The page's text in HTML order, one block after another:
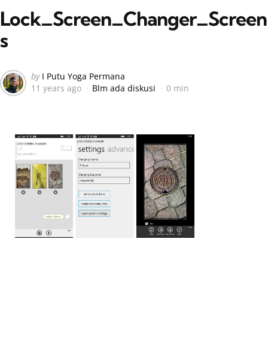
Lock_Screen_Changer_Screen
s
Posted
by
by I Putu Yoga Permana
11 years ago
Blm ada diskusi 0 min